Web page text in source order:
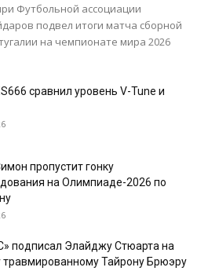
Футбольной ассоциации
подвел итоги матча сборной
на чемпионате мира 2026
сравнил уровень V-Tune и
пропустит гонку
на Олимпиаде-2026 по
подписал Элайджу Стюарта на
травмированному Тайрону Брюэру